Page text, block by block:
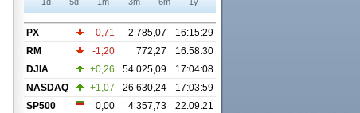
1d 5d 1m 3m 6m 1y
PX -0,71 2 785,07
16:15:29
RM
-1,20 772,27
16:58:30
DJIA
+0,26 54 025,09
17:04:08
NASDAQ
+1,07 26 630,24
17:03:59
SP500
0,00 4 357,73
22.09.21